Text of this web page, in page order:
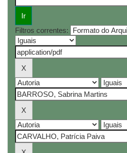
Filtros correntes: